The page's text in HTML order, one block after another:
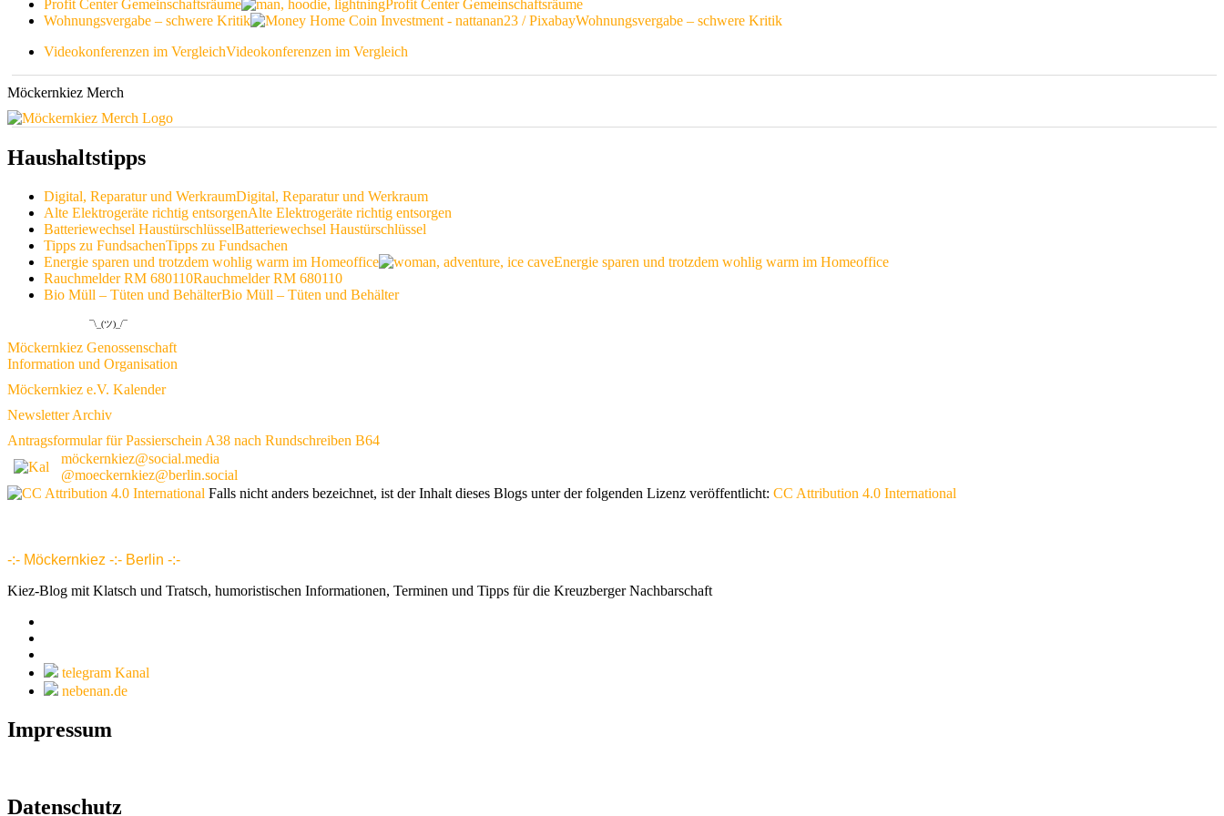
Profit Center Gemeinschaftsräume
Profit Center Gemeinschaftsräume
Wohnungsvergabe – schwere Kritik
Wohnungsvergabe – schwere Kritik
Videokonferenzen im VergleichVideokonferenzen im Vergleich
Möckernkiez Merch
Haushaltstipps
Digital, Reparatur und WerkraumDigital, Reparatur und Werkraum
Alte Elektrogeräte richtig entsorgenAlte Elektrogeräte richtig entsorgen
Batteriewechsel HaustürschlüsselBatteriewechsel Haustürschlüssel
Tipps zu FundsachenTipps zu Fundsachen
Energie sparen und trotzdem wohlig warm im Homeoffice
Energie sparen und trotzdem wohlig warm im Homeoffice
Rauchmelder RM 680110Rauchmelder RM 680110
Bio Müll – Tüten und BehälterBio Müll – Tüten und Behälter
¯\_(ツ)_/¯
Möckernkiez Genossenschaft
Information und Organisation
Möckernkiez e.V. Kalender
Newsletter Archiv
Antragsformular für Passierschein A38 nach Rundschreiben B64
möckernkiez@social.media
@moeckernkiez@berlin.social
Falls nicht anders bezeichnet, ist der Inhalt dieses Blogs unter der folgenden Lizenz veröffentlicht: CC Attribution 4.0 International
-:- Möckernkiez -:- Berlin -:-
Kiez-Blog mit Klatsch und Tratsch, humoristischen Informationen, Terminen und Tipps für die Kreuzberger Nachbarschaft
telegram Kanal
nebenan.de
Impressum
Datenschutz